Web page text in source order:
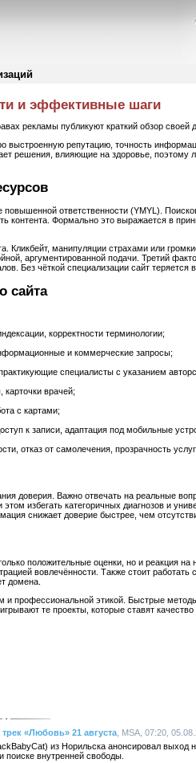
и эффективные шаги
рекламы публикуют краткий обзор своей
выстроенную репутацию, точность
решения, влияющие на здоровье, поэтому
ответственности (YMYL).
контента. Формально это выражается в
Кликбейт, манипуляции страхами или
аргументированной подачи. Третий
Без чёткой специализации сайт теряется
сайта
корректности терминологии;
и коммерческие запросы;
специалисты с указанием
врачей;
с картами;
к записи, адаптация под мобильные
отказ от самолечения, прозрачность услуг.
доверия. Важно отвечать на реальные
избегать категоричных диагнозов и
снижает доверие быстрее, чем
положительные оценки, но и реакция на
вовлечённости. Также стоит
домена.
и профессиональной этикой. Быстрые
те проекты, которые ставят
«Любовь» 21 августа , MSA, 07:20,
из Норильска анонсировал выход
поиске внутренней свободы.